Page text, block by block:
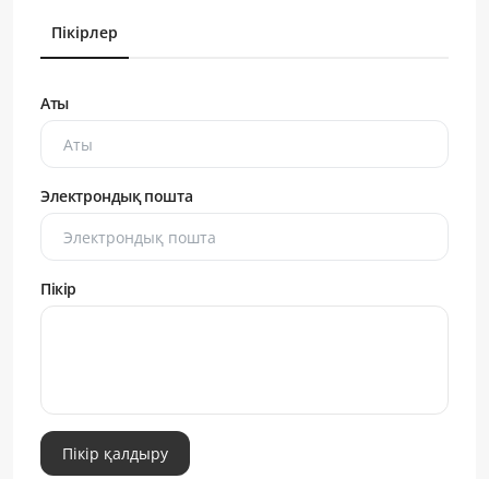
Пікірлер
Аты
Электрондық пошта
Пікір
Пікір қалдыру